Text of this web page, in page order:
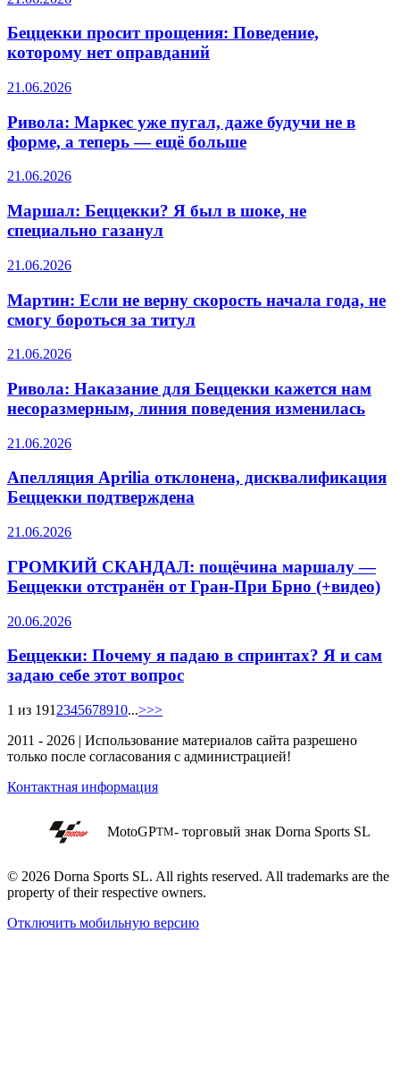
Беццекки просит прощения: Поведение,
которому нет оправданий
21.06.2026
Ривола: Маркес уже пугал, даже будучи не в
форме, а теперь — ещё больше
21.06.2026
Маршал: Беццекки? Я был в шоке, не
специально газанул
21.06.2026
Мартин: Если не верну скорость начала года, не
смогу бороться за титул
21.06.2026
Ривола: Наказание для Беццекки кажется нам
несоразмерным, линия поведения изменилась
21.06.2026
Апелляция Aprilia отклонена, дисквалификация
Беццекки подтверждена
21.06.2026
ГРОМКИЙ СКАНДАЛ: пощёчина маршалу —
Беццекки отстранён от Гран-При Брно (+видео)
20.06.2026
Беццекки: Почему я падаю в спринтах? Я и сам
задаю себе этот вопрос
1 из 191 2345678910...>>>
2011 - 2026 | Использование материалов сайта разрешено
только после согласования с администрацией!
Контактная информация
MotoGPTM- торговый знак Dorna Sports SL
© 2026 Dorna Sports SL. All rights reserved. All trademarks are the
property of their respective owners.
Отключить мобильную версию